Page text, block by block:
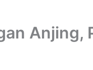
Anjing,